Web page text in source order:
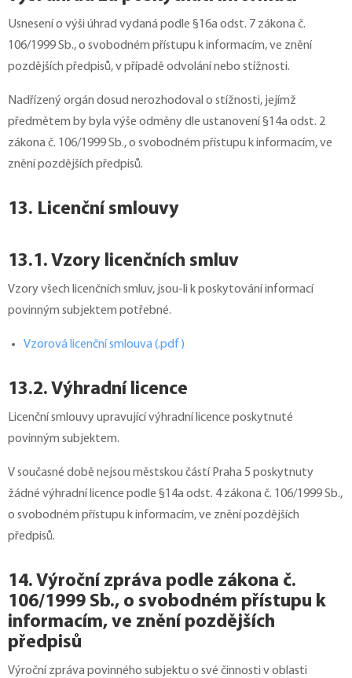
Usnesení o výši úhrad vydaná podle §16a odst. 7 zákona č.
106/1999 Sb., o svobodném přístupu k informacím, ve znění
pozdějších předpisů, v případě odvolání nebo stížnosti.
Nadřízený orgán dosud nerozhodoval o stížnosti, jejímž
předmětem by byla výše odměny dle ustanovení §14a odst. 2
zákona č. 106/1999 Sb., o svobodném přístupu k informacím, ve
znění pozdějších předpisů.
13. Licenční smlouvy
13.1. Vzory licenčních smluv
Vzory všech licenčních smluv, jsou-li k poskytování informací
povinným subjektem potřebné.
Vzorová licenční smlouva (.pdf)
13.2. Výhradní licence
Licenční smlouvy upravující výhradní licence poskytnuté
povinným subjektem.
V současné době nejsou městskou částí Praha 5 poskytnuty
žádné výhradní licence podle §14a odst. 4 zákona č. 106/1999 Sb.,
o svobodném přístupu k informacím, ve znění pozdějších
předpisů.
14. Výroční zpráva podle zákona č.
106/1999 Sb., o svobodném přístupu k
informacím, ve znění pozdějších
předpisů
Výroční zpráva povinného subjektu o své činnosti v oblasti